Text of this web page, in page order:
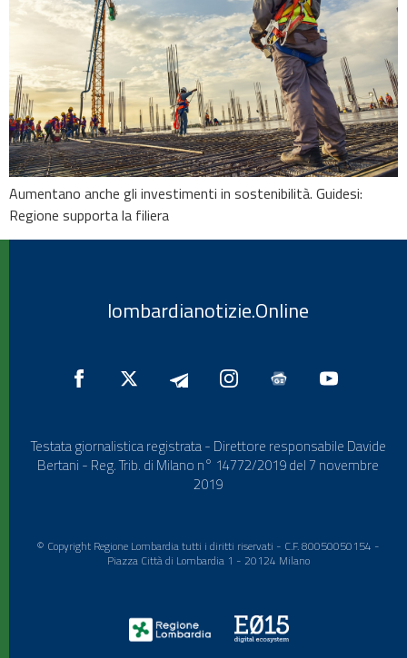
Aumentano anche gli investimenti in sostenibilità. Guidesi:
Regione supporta la filiera
lombardianotizie.Online
Testata giornalistica registrata - Direttore responsabile Davide
Bertani - Reg. Trib. di Milano n° 14772/2019 del 7 novembre
2019
© Copyright Regione Lombardia tutti i diritti riservati - C.F. 80050050154 -
Piazza Città di Lombardia 1 - 20124 Milano